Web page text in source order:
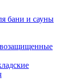
бани и сауны